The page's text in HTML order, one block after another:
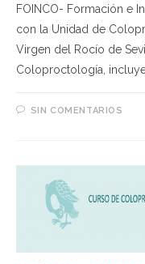
FOINCO- Formación e
con la Unidad de
Virgen del Rocío de
Coloproctología, incluye
SIN COMENTARIOS